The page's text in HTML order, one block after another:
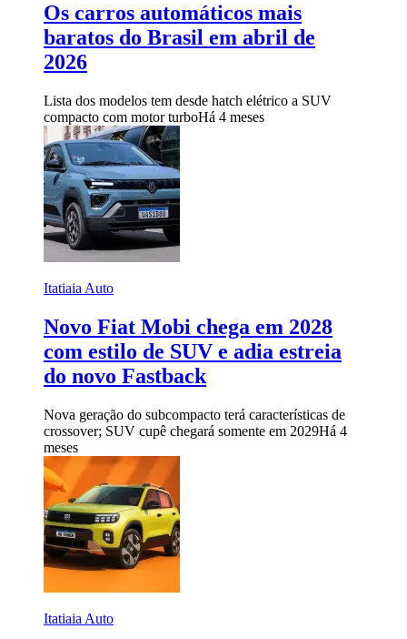
Os carros automáticos mais
baratos do Brasil em abril de
2026
Lista dos modelos tem desde hatch elétrico a SUV
compacto com motor turboHá 4 meses
Itatiaia Auto
Novo Fiat Mobi chega em 2028
com estilo de SUV e adia estreia
do novo Fastback
Nova geração do subcompacto terá características de
crossover; SUV cupê chegará somente em 2029Há 4
meses
Itatiaia Auto